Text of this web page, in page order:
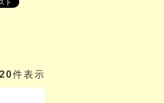
件表示